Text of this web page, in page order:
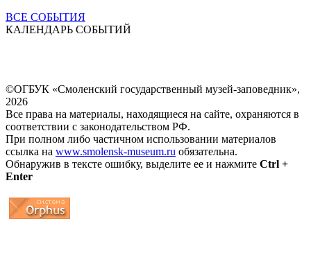
ВСЕ СОБЫТИЯ
КАЛЕНДАРЬ СОБЫТИЙ
©ОГБУК «Смоленский государственный музей-заповедник»,
2026
Все права на материалы, находящиеся на сайте, охраняются в
соответствии с законодательством РФ.
При полном либо частичном использовании материалов
ссылка на www.smolensk-museum.ru обязательна.
Обнаружив в тексте ошибку, выделите ее и нажмите Ctrl +
Enter